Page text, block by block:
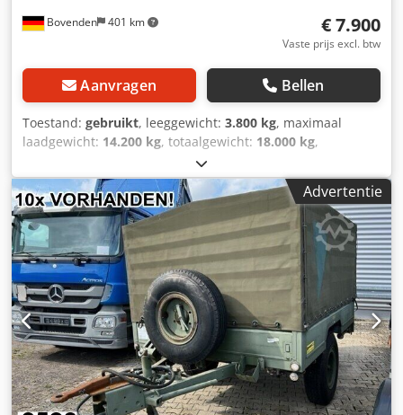
Bovenden 401 km € 7.900
Vaste prijs excl. btw
Aanvragen Bellen
Toestand: gebruikt, leeggewicht: 3.800 kg, maximaal
laadgewicht: 14.200 kg, totaalgewicht: 18.000 kg,
, eerste registratie:
laadruimte inhoud:31 m³, ophanging:lucht,
bandenmaten:385/65R22.5, kleur:geel, kilometerstand:
1.001 km, soort overbrenging: overig, bestuurderscabine:
overig
, Uitrusting:ABS, Voertuiglocatie: Bovenden, 2
assen, BPW assen, draaischamel, luchtgeveerd, ABS
(antiblokkeersysteem), onderrijbeveiliging, zijwaartse
aluminium zijafscherming. Csdpfx Apjvhkitenorf Opbouw:
2-assige silo-aanhanger voor stof- en stortgoederen met 4x
mangatdeksels, ca. 31 m³. Drukvatkeuring is in juni 2022
vernieuwd! Volgende externe keuring in 03/2024! Volgende
interne keuring in 03/2026! ACCESSOIRE-INFORMATIE
ZONDER GARANTIE, wijzigingen, tussentijdse verkoop en
fouten voorbehouden!
Advertentie